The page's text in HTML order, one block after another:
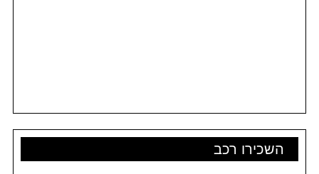
השכירו רכב